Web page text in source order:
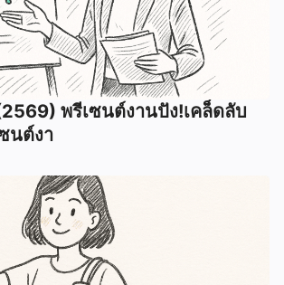
พรีเซนต์งานปัง!เคล็ดลับ
นต์งา